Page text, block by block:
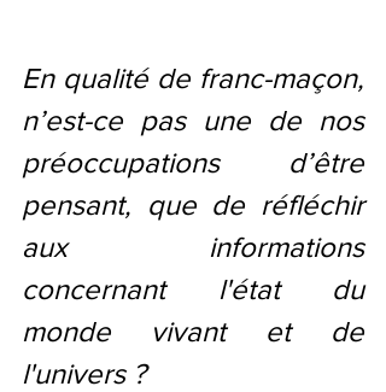
En qualité de franc-maçon,
n’est-ce pas une de nos
préoccupations d’être
pensant, que de réfléchir
aux informations
concernant l'état du
monde vivant et de
l'univers ?